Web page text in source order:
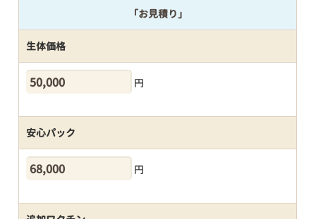
「お見積り」
生体価格
円
安心パック
円